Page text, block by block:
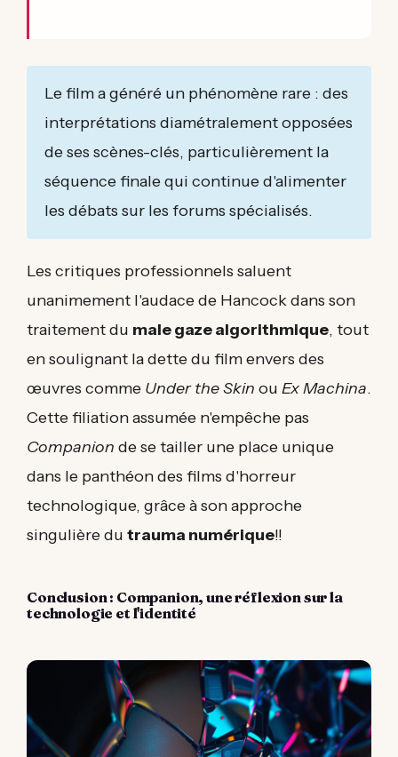
Le film a généré un phénomène rare : des
interprétations diamétralement opposées
de ses scènes-clés, particulièrement la
séquence finale qui continue d'alimenter
les débats sur les forums spécialisés.
Les critiques professionnels saluent
unanimement l'audace de Hancock dans son
traitement du male gaze algorithmique, tout
en soulignant la dette du film envers des
œuvres comme Under the Skin ou Ex Machina.
Cette filiation assumée n'empêche pas
Companion de se tailler une place unique
dans le panthéon des films d'horreur
technologique, grâce à son approche
singulière du trauma numérique!!
Conclusion : Companion, une réflexion sur la
technologie et l'identité